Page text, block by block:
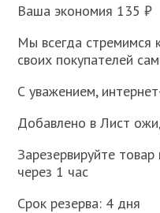
Ваша экономия 135 ₽
Мы всегда стремимся
своих покупателей
С уважением,
Добавлено в Лист
Зарезервируйте
через 1 час
Срок резерва: 4 дня